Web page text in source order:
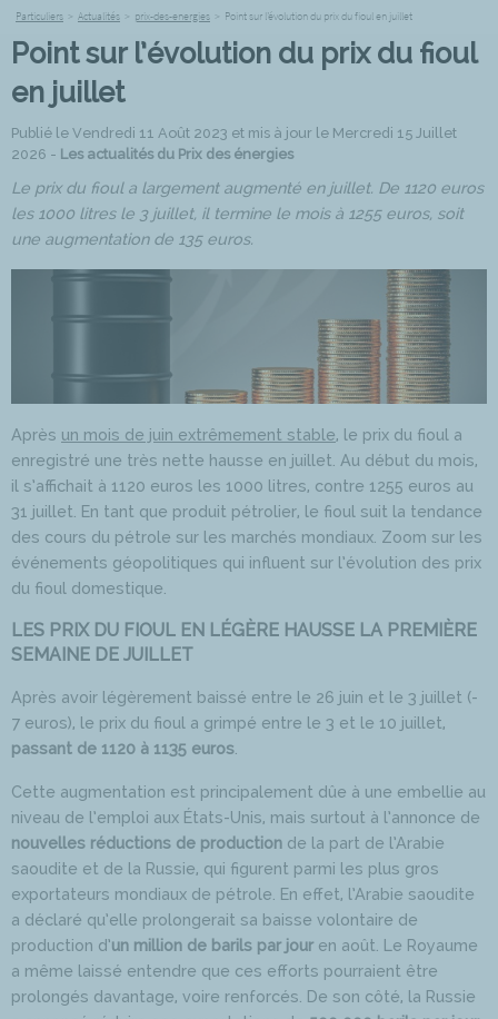
Particuliers > Actualités > prix-des-energies > Point sur l’évolution du prix du fioul en juillet
Point sur l’évolution du prix du fioul
en juillet
Publié le Vendredi 11 Août 2023 et mis à jour le Mercredi 15 Juillet
2026 - Les actualités du Prix des énergies
Le prix du fioul a largement augmenté en juillet. De 1120 euros
les 1000 litres le 3 juillet, il termine le mois à 1255 euros, soit
une augmentation de 135 euros.
Après un mois de juin extrêmement stable, le prix du fioul a
enregistré une très nette hausse en juillet. Au début du mois,
il s’affichait à 1120 euros les 1000 litres, contre 1255 euros au
31 juillet. En tant que produit pétrolier, le fioul suit la tendance
des cours du pétrole sur les marchés mondiaux. Zoom sur les
événements géopolitiques qui influent sur l’évolution des prix
du fioul domestique.
LES PRIX DU FIOUL EN LÉGÈRE HAUSSE LA PREMIÈRE
SEMAINE DE JUILLET
Après avoir légèrement baissé entre le 26 juin et le 3 juillet (-
7 euros), le prix du fioul a grimpé entre le 3 et le 10 juillet,
passant de 1120 à 1135 euros
Cette augmentation est principalement dûe à une embellie au
niveau de l’emploi aux États-Unis, mais surtout à l’annonce de
nouvelles réductions de production de la part de l’Arabie
saoudite et de la Russie, qui figurent parmi les plus gros
exportateurs mondiaux de pétrole. En effet, l’Arabie saoudite
a déclaré qu’elle prolongerait sa baisse volontaire de
production d’un million de barils par jour en août. Le Royaume
a même laissé entendre que ces efforts pourraient être
prolongés davantage, voire renforcés. De son côté, la Russie